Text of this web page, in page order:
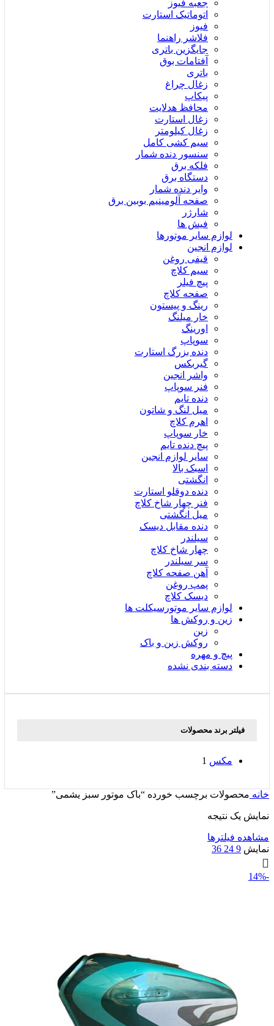
جعبه فیوز
اتوماتیک استارت
فیوز
فلاشر راهنما
جایگزین باتری
آفتامات بوق
باتری
زغال چراغ
پیکاپ
محافظ هدلایت
زغال استارت
زغال کیلومتر
سیم کشی کامل
سنسور دنده شمار
فلکه برق
دستگاه برق
وایر دنده شمار
صفحه آلومینیم بوبین برق
شارژر
فیش ها
لوازم سایر موتورها
لوازم انجین
قیفی روغن
سیم کلاچ
پیچ فیلر
صفحه کلاچ
رینگ و پیستون
خار میلنگ
اورینگ
سوپاپ
دنده بزرگ استارت
گیربکس
واشر انجین
فنر سوپاپ
دنده تایم
میل لنگ و شاتون
اهرم کلاچ
خار سوپاپ
پیچ دنده تایم
سایر لوازم انجین
اسبک بالا
انگشتی
دنده دوقلو استارت
فنر چهار شاخ کلاچ
میل انگشتی
دنده مقابل دیسک
سیلندر
چهار شاخ کلاچ
سر سیلندر
آهن صفحه کلاچ
پمپ روغن
دیسک کلاچ
لوازم سایر موتورسیکلت ها
زین و روکش ها
زین
روکش زین و باک
پیچ و مهره
دسته بندی نشده
فیلتر برند محصولات
مکس 1
خانه محصولات برچسب خورده “باک موتور سبز یشمی”
نمایش یک نتیجه
مشاهده فیلترها
نمایش 9
24
36
-14%